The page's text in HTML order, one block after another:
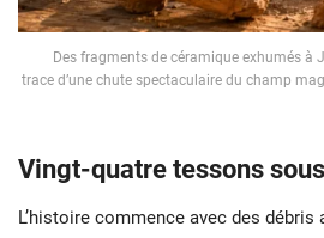
Des fragments de céramique exhumés à
trace d’une chute spectaculaire du champ
Vingt-quatre tessons
L’histoire commence avec des